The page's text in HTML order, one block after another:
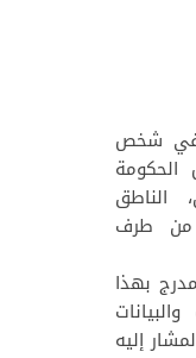
في شخص
الحكومة
الناطق
من طرف
(المرفق رقم 1) المدرج بهذا
إليه